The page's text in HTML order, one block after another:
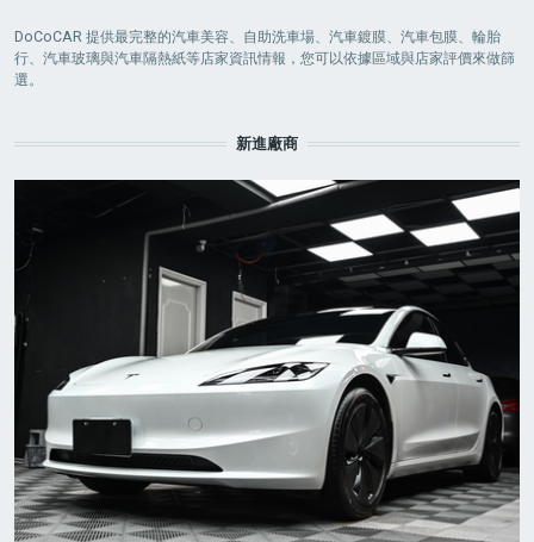
DoCoCAR 提供最完整的汽車美容、自助洗車場、汽車鍍膜、汽車包膜、輪胎
行、汽車玻璃與汽車隔熱紙等店家資訊情報，您可以依據區域與店家評價來做篩
選。
新進廠商